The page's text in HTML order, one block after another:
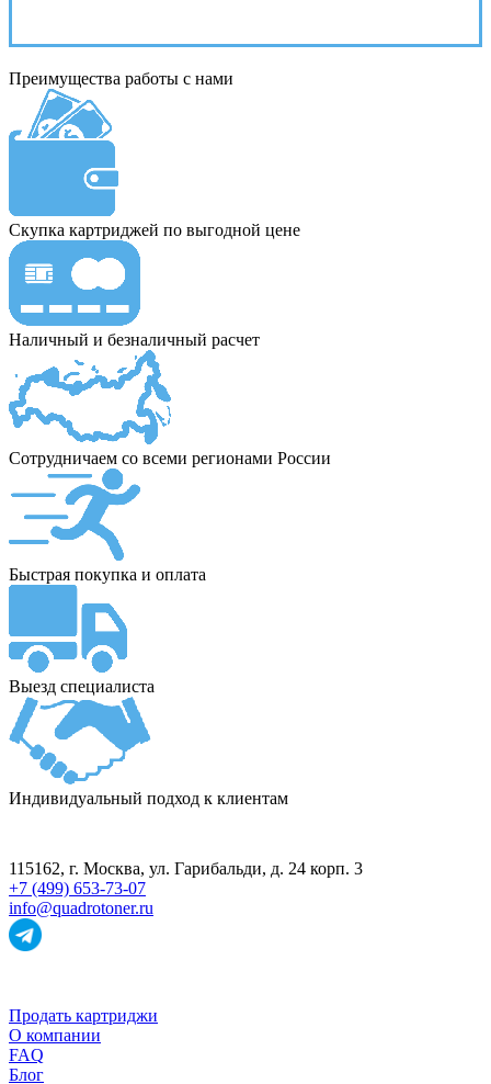
Преимущества работы с нами
Скупка картриджей по выгодной цене
Наличный и безналичный расчет
Сотрудничаем со всеми регионами России
Быстрая покупка и оплата
Выезд специалиста
Индивидуальный подход к клиентам
115162, г. Москва, ул. Гарибальди, д. 24 корп. 3
+7 (499) 653-73-07
info@quadrotoner.ru
Продать картриджи
О компании
FAQ
Блог